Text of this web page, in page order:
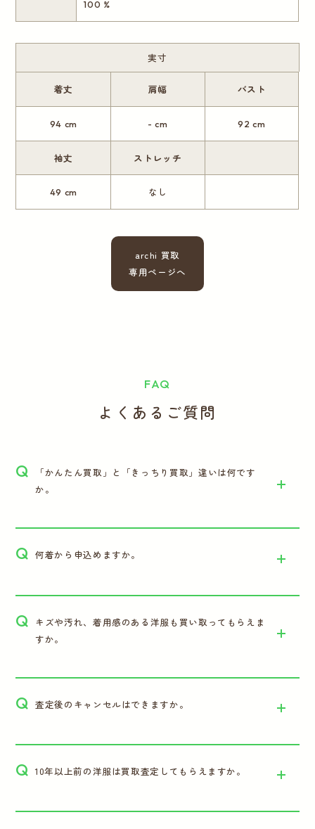
100 %
実寸
着丈
94 cm
肩幅
- cm
バスト
92 cm
袖丈
49 cm
ストレッチ
なし
archi 買取
専用ページへ
FAQ
よくあるご質問
Q
「かんたん買取」と「きっちり買取」違いは何です
か。
Q 何着から申込めますか。
Q キズや汚れ、着用感のある洋服も買い取ってもらえま
すか。
Q 査定後のキャンセルはできますか。
Q 10年以上前の洋服は買取査定してもらえますか。